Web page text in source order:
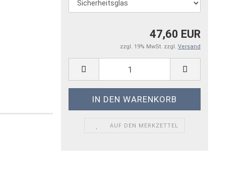
47,60 EUR
zzgl. 19% MwSt. zzgl. Versand
AUF DEN MERKZETTEL